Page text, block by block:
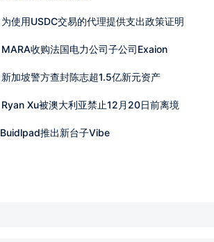
为使用USDC交易的代理提供支出政策证明
MARA收购法国电力公司子公司Exaion
新加坡警方查封陈志超1.5亿新元资产
Ryan Xu被澳大利亚禁止12月20日前离境
Buidlpad推出新台子Vibe